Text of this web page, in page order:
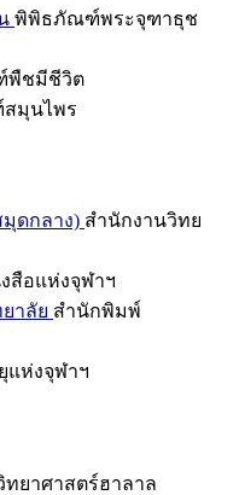
พิพิธภัณฑ์พระจุฑาธุช
ชมีชีวิต
มุนไพร
ดกลาง) สำนักงานวิทย
สือแห่งจุฬาฯ
าลัย สำนักพิมพ์
แห่งจุฬาฯ
ทยาศาสตร์ฮาลาล